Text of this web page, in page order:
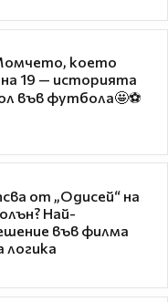
което
19 — историята
във футбола🤩⚽
от „Одисей“ на
Най-
във филма